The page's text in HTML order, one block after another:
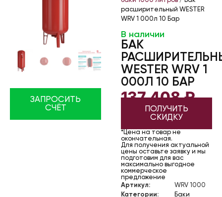
ЗАПРОСИТЬ
СЧЁТ
расширительный WESTER
WRV 1 000л 10 Бар
В наличии
БАК
WESTER WRV 1
000Л 10 БАР
137 408₽
ПОЛУЧИТЬ
СКИДКУ
*Цена на товар не
окончательная.
Для получения актуальной
цены оставьте заявку и мы
подготовим для вас
максимально выгодное
коммерческое
предложение
Артикул:
WRV 1000
Категории:
Баки